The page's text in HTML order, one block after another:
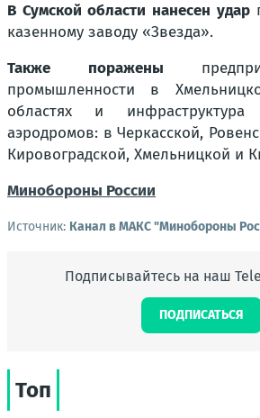
В Сумской области нанесен удар
казенному заводу «Звезда».
Также поражены
промышленности в
областях и
аэродромов: в Черкасской,
Кировоградской, Хмельницкой и
Минобороны России
Источник: Канал в МАКС "Минобороны
Подписывайтесь на наш
ПОДПИСАТЬСЯ
Топ